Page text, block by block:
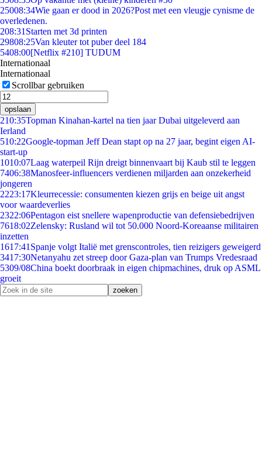
25008:34Wie gaan er dood in 2026?Post met een vleugje cynisme de
overledenen.
208:31 Starten met 3d printen
29808:25Van kleuter tot puber deel 184
5408:00[Netflix #210] TUDUM
Internationaal
Internationaal
Scrollbar gebruiken
opslaan
210:35Topman Kinahan-kartel na tien jaar Dubai uitgeleverd aan
Ierland
510:22Google-topman Jeff Dean stapt op na 27 jaar, begint eigen AI-
start-up
1010:07Laag waterpeil Rijn dreigt binnenvaart bij Kaub stil te leggen
7406:38Manosfeer-influencers verdienen miljarden aan onzekerheid
jongeren
2223:17Kleurrecessie: consumenten kiezen grijs en beige uit angst
voor waardeverlies
2322:06Pentagon eist snellere wapenproductie van defensiebedrijven
7618:02Zelensky: Rusland wil tot 50.000 Noord-Koreaanse militairen
inzetten
1617:41 Spanje volgt Italië met grenscontroles, tien reizigers geweigerd
3417:30Netanyahu zet streep door Gaza-plan van Trumps Vredesraad
5309/08China boekt doorbraak in eigen chipmachines, druk op ASML
groeit